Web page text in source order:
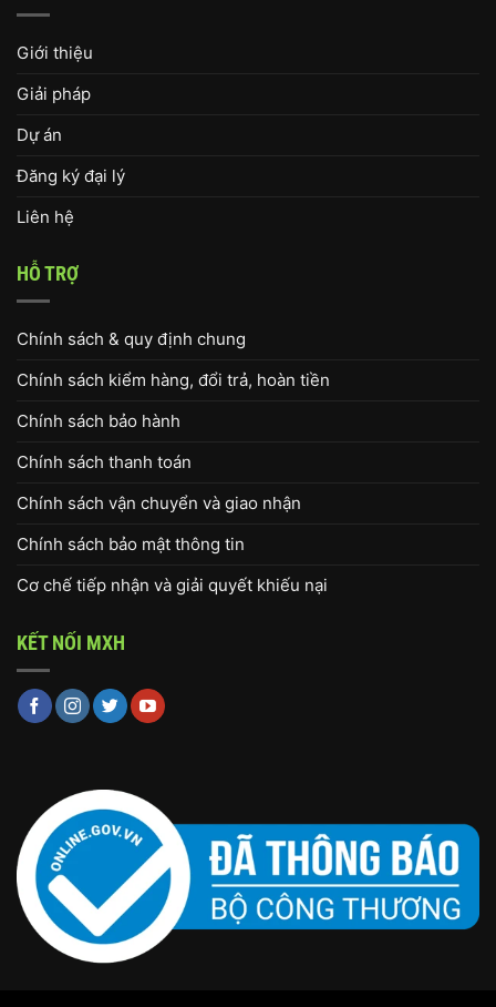
Giới thiệu
Giải pháp
Dự án
Đăng ký đại lý
Liên hệ
HỖ TRỢ
Chính sách & quy định chung
Chính sách kiểm hàng, đổi trả, hoàn tiền
Chính sách bảo hành
Chính sách thanh toán
Chính sách vận chuyển và giao nhận
Chính sách bảo mật thông tin
Cơ chế tiếp nhận và giải quyết khiếu nại
KẾT NỐI MXH